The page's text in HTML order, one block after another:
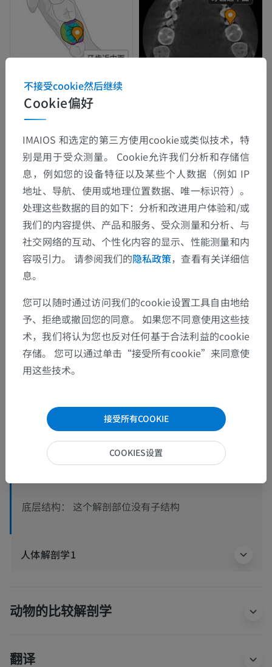
人体解剖学2
> 肌肉骨骼系统> 骨骼系统 牙齿>
底层结构： 这个解剖部位没有子结构
人体解剖学1
动物的比较解剖学
翻译
Cookie偏好
不接受cookie然后继续
IMAIOS 和选定的第三方使用cookie或类似技术，特
别是用于受众测量。 Cookie允许我们分析和存储信
息，例如您的设备特征以及某些个人数据（例如 IP
地址、导航、使用或地理位置数据、唯一标识符）。
处理这些数据的目的如下：分析和改进用户体验和/或
我们的内容提供、产品和服务、受众测量和分析、与
社交网络的互动、个性化内容的显示、性能测量和内
容吸引力。 请参阅我们的隐私政策，查看有关详细信
息。
您可以随时通过访问我们的cookie设置工具自由地给
予、拒绝或撤回您的同意。 如果您不同意使用这些技
术，我们将认为您也反对任何基于合法利益的cookie
存储。 您可以通过单击“接受所有cookie”来同意使
用这些技术。
接受所有COOKIE
COOKIES设置